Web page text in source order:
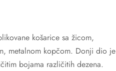
košarice sa žicom,
metalnom kopčom. Donji dio je
bojama različitih dezena.